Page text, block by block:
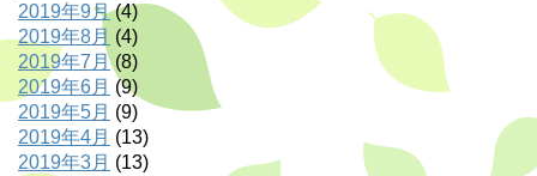
2019年9月(4)
2019年8月 (4)
2019年7月(8)
2019年6月 (9)
2019年5月 (9)
2019年4月 (13)
2019年3月 (13)